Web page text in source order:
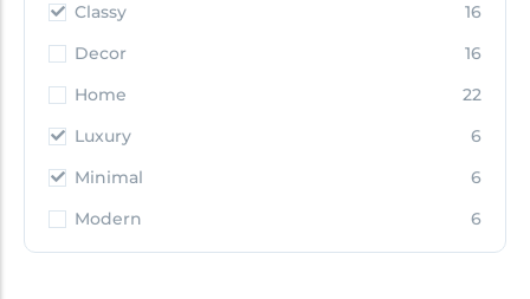
Classy
16
Decor
16
Home
22
Luxury
6
Minimal
6
Modern
6